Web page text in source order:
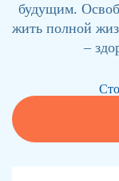
будущим.
жить полной
–